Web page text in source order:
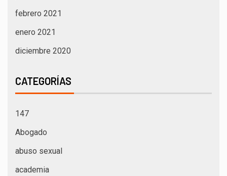
febrero 2021
enero 2021
diciembre 2020
CATEGORÍAS
147
Abogado
abuso sexual
academia